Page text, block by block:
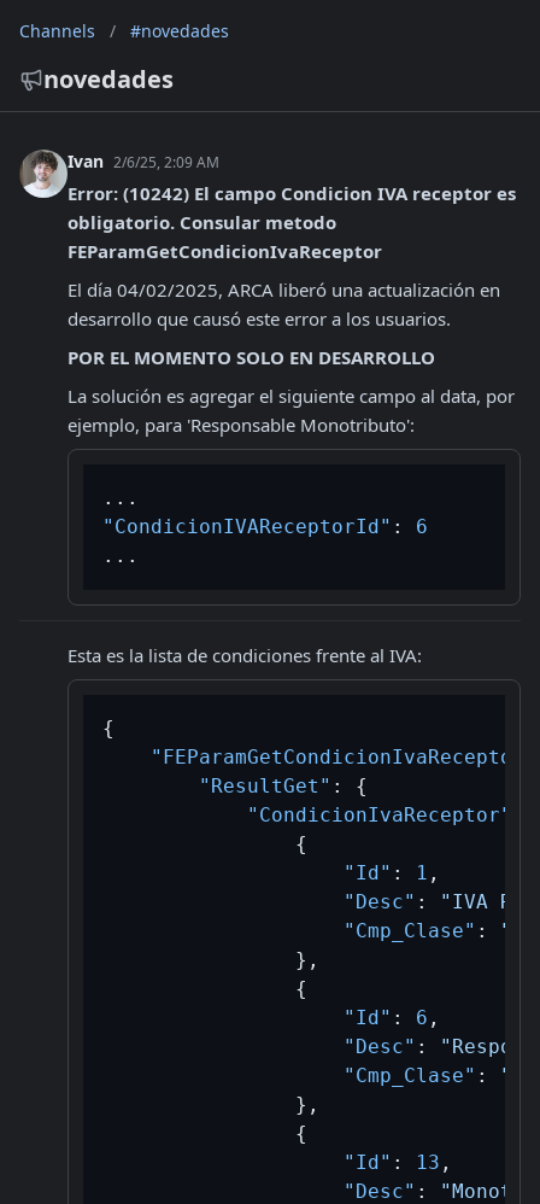
Channels / #novedades
novedades
Ivan 2/6/25, 2:09 AM
Error: (10242) El campo Condicion IVA receptor es
obligatorio. Consular metodo
FEParamGetCondicionIvaReceptor
El día 04/02/2025, ARCA liberó una actualización en
desarrollo que causó este error a los usuarios.
POR EL MOMENTO SOLO EN DESARROLLO
La solución es agregar el siguiente campo al data, por
ejemplo, para 'Responsable Monotributo':
"CondicionIVAReceptorId" :
6
Esta es la lista de condiciones frente al IVA:
{
"ResultGet" :
{
"CondicionIvaReceptor"
{
"Id" : 1 ,
"Desc" :
"IVA
"Cmp_Clase" :
"A/
} ,
{
"Id" : 6 ,
"Desc" :
"Cmp_Clase" :
"A/
} ,
{
"Id" : 13 ,
"Desc" :